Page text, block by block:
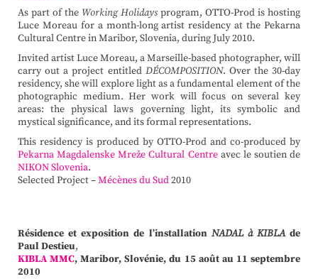
As part of the Working Holidaysprogram, OTTO-Prod is hosting
Luce Moreau for a month-long artist residency at the Pekarna
Cultural Centre in Maribor, Slovenia, during July 2010.
Invited artist Luce Moreau, a Marseille-based photographer, will
carry out a project entitled DÉCOMPOSITION. Over the 30-day
residency, she will explore light as a fundamental element of the
photographic medium. Her work will focus on several key
areas: the physical laws governing light, its symbolic and
mystical significance, and its formal representations.
This residency is produced by OTTO-Prod and co-produced by
Pekarna Magdalenske Mreže Cultural Centreavec le soutien de
NIKON Slovenia.
Selected Project –Mécènes du Sud2010
Résidence et exposition de l’installation NADAL à KIBLAde
Paul Destieu,
KIBLA MMC, Maribor, Slovénie, du 15 août au 11 septembre
2010